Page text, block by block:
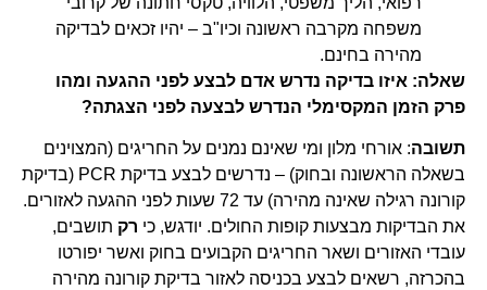
משפחה מקרבה ראשונה וכיו"ב – יהיו זכאים לבדיקה
מהירה בחינם.
שאלה: איזו בדיקה נדרש אדם לבצע לפני ההגעה ומהו
פרק הזמן המקסימלי הנדרש לבצעה לפני הצגתה?
תשובה: אורחי מלון ומי שאינם נמנים על החריגים (המצוינים
בשאלה הראשונה ובחוק) – נדרשים לבצע בדיקת PCR (בדיקת
קורונה רגילה שאינה מהירה) עד 72 שעות לפני ההגעה לאזורים.
את הבדיקות מבצעות קופות החולים. יודגש, כי רק תושבים,
עובדי האזורים ושאר החריגים הקבועים בחוק ואשר יפורטו
בהכרזה, רשאים לבצע בכניסה לאזור בדיקת קורונה מהירה